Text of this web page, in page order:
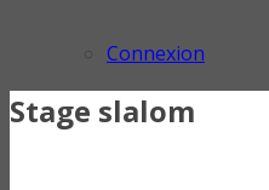
Connexion
Stage slalom